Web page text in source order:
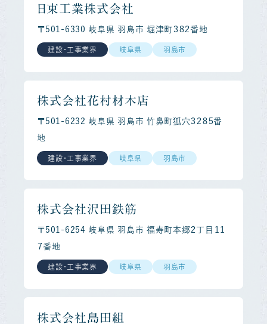
日東工業株式会社
〒501-6330 岐阜県 羽島市 堀津町３８２番地
建設・工事業界 岐阜県 羽島市
株式会社花村材木店
〒501-6232 岐阜県 羽島市 竹鼻町狐穴３２８５番
地
建設・工事業界 岐阜県 羽島市
株式会社沢田鉄筋
〒501-6254 岐阜県 羽島市 福寿町本郷２丁目１１
７番地
建設・工事業界 岐阜県 羽島市
株式会社島田組